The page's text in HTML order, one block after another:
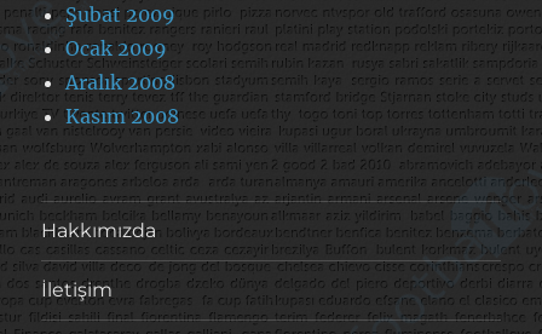
Şubat 2009
Ocak 2009
Aralık 2008
Kasım 2008
Hakkımızda
İletişim